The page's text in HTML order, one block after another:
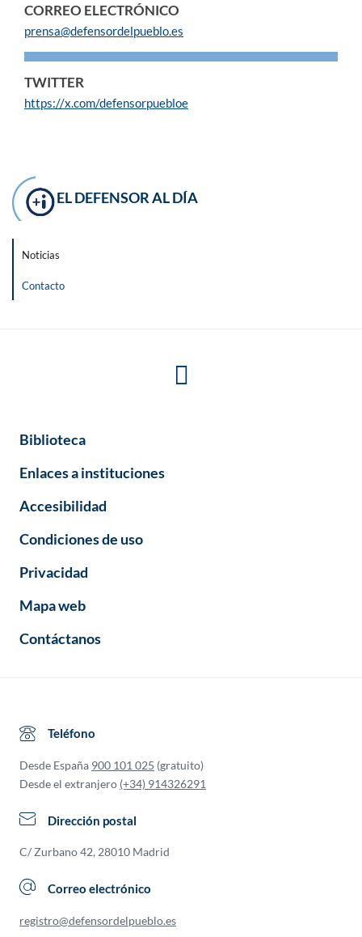
CORREO ELECTRÓNICO
prensa@defensordelpueblo.es
TWITTER
https://x.com/defensorpuebloe
EL DEFENSOR AL DÍA
Noticias
Contacto
Biblioteca
Enlaces a instituciones
Accesibilidad
Condiciones de uso
Privacidad
Mapa web
Contáctanos
Teléfono
Desde España 900 101 025 (gratuito)
Desde el extranjero (+34) 914326291
Dirección postal
C/ Zurbano 42, 28010 Madrid
Correo electrónico
registro@defensordelpueblo.es